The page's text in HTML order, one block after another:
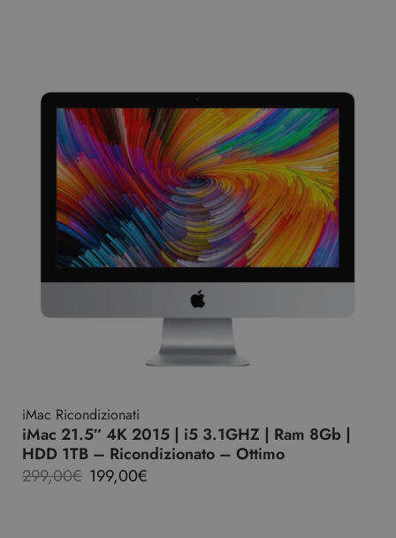
iMac Ricondizionati
iMac 21.5″ 4K 2015 | i5 3.1GHZ | Ram 8Gb |
HDD 1TB – Ricondizionato – Ottimo
299,00€ 199,00€